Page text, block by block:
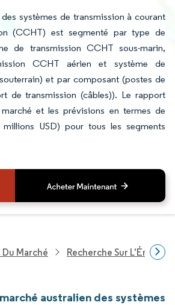
systèmes de transmission à courant
(CCHT) est segmenté par type de
de transmission CCHT sous-marin,
CCHT aérien et système de
et par composant (postes de
de transmission (câbles)). Le rapport
et les prévisions en termes de
USD) pour tous les segments
Du Marché Recherche Sur
australien des systèmes